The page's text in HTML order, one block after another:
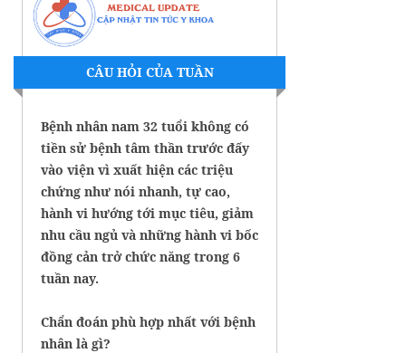
CÂU HỎI CỦA TUẦN
Bệnh nhân nam 32 tuổi không có
tiền sử bệnh tâm thần trước đấy
vào viện vì xuất hiện các triệu
chứng như nói nhanh, tự cao,
hành vi hướng tới mục tiêu, giảm
nhu cầu ngủ và những hành vi bốc
đồng cản trở chức năng trong 6
tuần nay.
Chẩn đoán phù hợp nhất với bệnh
nhân là gì?